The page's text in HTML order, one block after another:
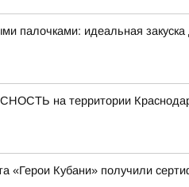
палочками: идеальная
на территории
«Герои Кубани» получили